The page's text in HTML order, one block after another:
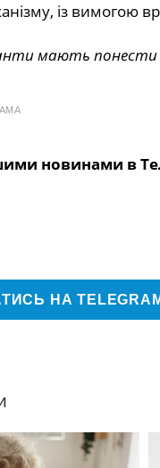
із вимогою
мають понести
новинами в
НА